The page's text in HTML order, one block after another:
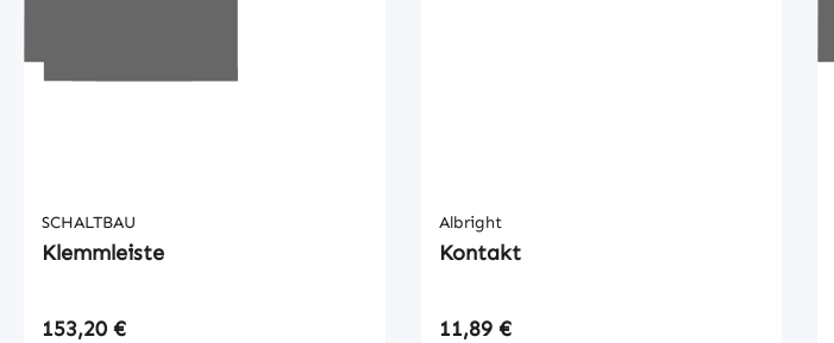
SCHALTBAU
Klemmleiste
Regulärer Preis:
153,20 €
Albright
Kontakt
Regulärer Preis:
11,89 €